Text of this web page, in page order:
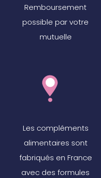
Remboursement
possible par votre
mutuelle
Les compléments
alimentaires sont
fabriqués en France
avec des formules